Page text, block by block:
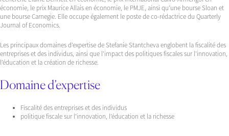
économie, le prix Maurice Allais en économie, le PMJE, ainsi qu’une bourse Sloan et
une bourse Carnegie. Elle occupe également le poste de co-rédactrice du Quarterly
Journal of Economics.
Les principaux domaines d’expertise de Stefanie Stantcheva englobent la fiscalité des
entreprises et des individus, ainsi que l’impact des politiques fiscales sur l’innovation,
l’éducation et la création de richesse.
Domaine d’expertise
Fiscalité des entreprises et des individus
politique fiscale sur l’innovation, l’éducation et la richesse